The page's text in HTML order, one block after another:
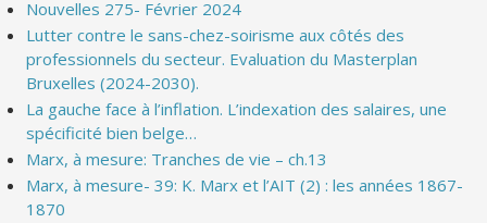
Nouvelles 275- Février 2024
Lutter contre le sans-chez-soirisme aux côtés des
professionnels du secteur. Evaluation du Masterplan
Bruxelles (2024-2030).
La gauche face à l’inflation. L’indexation des salaires, une
spécificité bien belge…
Marx, à mesure: Tranches de vie – ch.13
Marx, à mesure- 39: K. Marx et l’AIT (2) : les années 1867-
1870